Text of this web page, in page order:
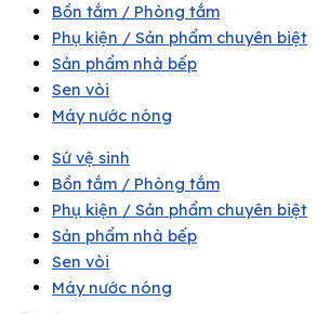
Bồn tắm / Phòng tắm
Phụ kiện / Sản phẩm chuyên biệt
Sản phẩm nhà bếp
Sen vòi
Máy nước nóng
Sứ vệ sinh
Bồn tắm / Phòng tắm
Phụ kiện / Sản phẩm chuyên biệt
Sản phẩm nhà bếp
Sen vòi
Máy nước nóng